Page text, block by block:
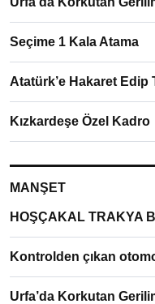
Seçime 1 Kala Atama
Atatürk’e Hakaret Edip
Kızkardeşe Özel Kadro
MANŞET
HOŞÇAKAL TRAKYA
Kontrolden çıkan
Urfa’da Korkutan